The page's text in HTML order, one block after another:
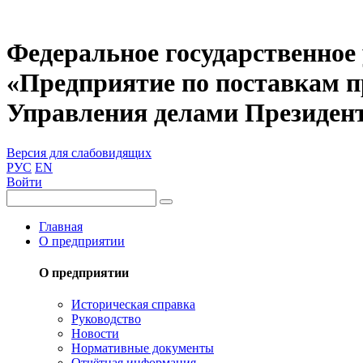
Федеральное
«Предприятие по поставкам
Управления делами
Версия для слабовидящих
РУС EN
Войти
Главная
О предприятии
О предприятии
Историческая справка
Руководство
Новости
Нормативные документы